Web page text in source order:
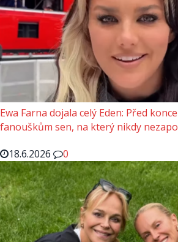
Ewa Farna dojala celý Eden: Před
fanouškům sen, na který nikdy
18.6.2026
0